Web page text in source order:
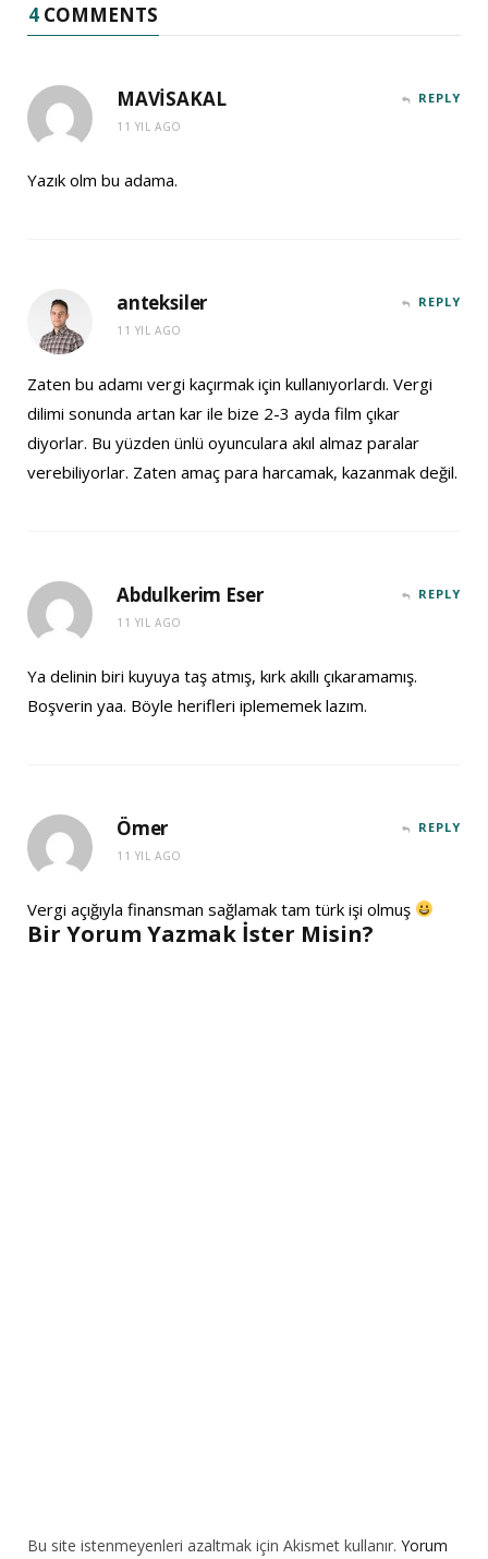
4 COMMENTS
MAVİSAKAL
11 YIL AGO
REPLY
Yazık olm bu adama.
anteksiler
11 YIL AGO
REPLY
Zaten bu adamı vergi kaçırmak için kullanıyorlardı. Vergi
dilimi sonunda artan kar ile bize 2-3 ayda film çıkar
diyorlar. Bu yüzden ünlü oyunculara akıl almaz paralar
verebiliyorlar. Zaten amaç para harcamak, kazanmak değil.
Abdulkerim Eser
11 YIL AGO
REPLY
Ya delinin biri kuyuya taş atmış, kırk akıllı çıkaramamış.
Boşverin yaa. Böyle herifleri iplememek lazım.
Ömer
11 YIL AGO
REPLY
Vergi açığıyla finansman sağlamak tam türk işi olmuş
Bir Yorum Yazmak İster Misin?
Bu site istenmeyenleri azaltmak için Akismet kullanır. Yorum